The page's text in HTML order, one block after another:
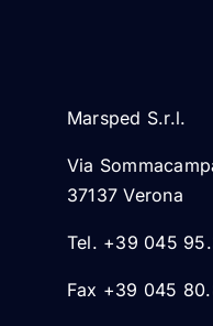
Marsped S.r.l.
Via
37137 Verona
Tel. +39 045
Fax +39 045